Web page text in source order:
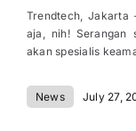
Trendtech, Jakarta
aja, nih! Serangan
akan spesialis
News July 27,